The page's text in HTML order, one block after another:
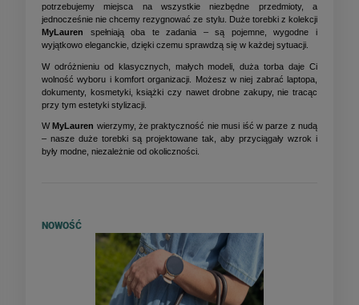
potrzebujemy miejsca na wszystkie niezbędne przedmioty, a
jednocześnie nie chcemy rezygnować ze stylu. Duże torebki z kolekcji
MyLauren spełniają oba te zadania – są pojemne, wygodne i
wyjątkowo eleganckie, dzięki czemu sprawdzą się w każdej sytuacji.
W odróżnieniu od klasycznych, małych modeli, duża torba daje Ci
wolność wyboru i komfort organizacji. Możesz w niej zabrać laptopa,
dokumenty, kosmetyki, książki czy nawet drobne zakupy, nie tracąc
przy tym estetyki stylizacji.
W MyLauren wierzymy, że praktyczność nie musi iść w parze z nudą
– nasze duże torebki są projektowane tak, aby przyciągały wzrok i
były modne, niezależnie od okoliczności.
NOWOŚĆ